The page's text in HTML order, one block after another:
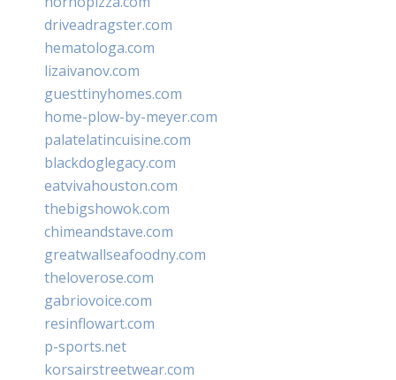
driveadragster.com
hematologa.com
lizaivanov.com
guesttinyhomes.com
home-plow-by-meyer.com
palatelatincuisine.com
blackdoglegacy.com
eatvivahouston.com
thebigshowok.com
chimeandstave.com
greatwallseafoodny.com
theloverose.com
gabriovoice.com
resinflowart.com
p-sports.net
korsairstreetwear.com